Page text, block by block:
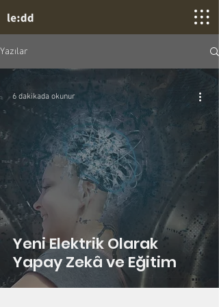
Yazılar
Yeni Elektrik Olarak
Yapay Zekâ ve Eğitim
6 dakikada okunur